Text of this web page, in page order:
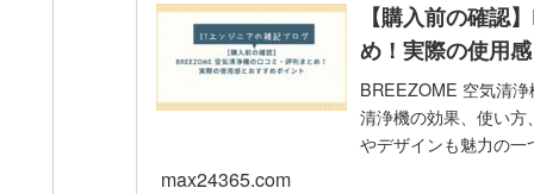
【購入前の確認
め！実際の使用
BREEZOME 空気清
清浄機の効果、使い
やデザインも魅力の一
max24365.com